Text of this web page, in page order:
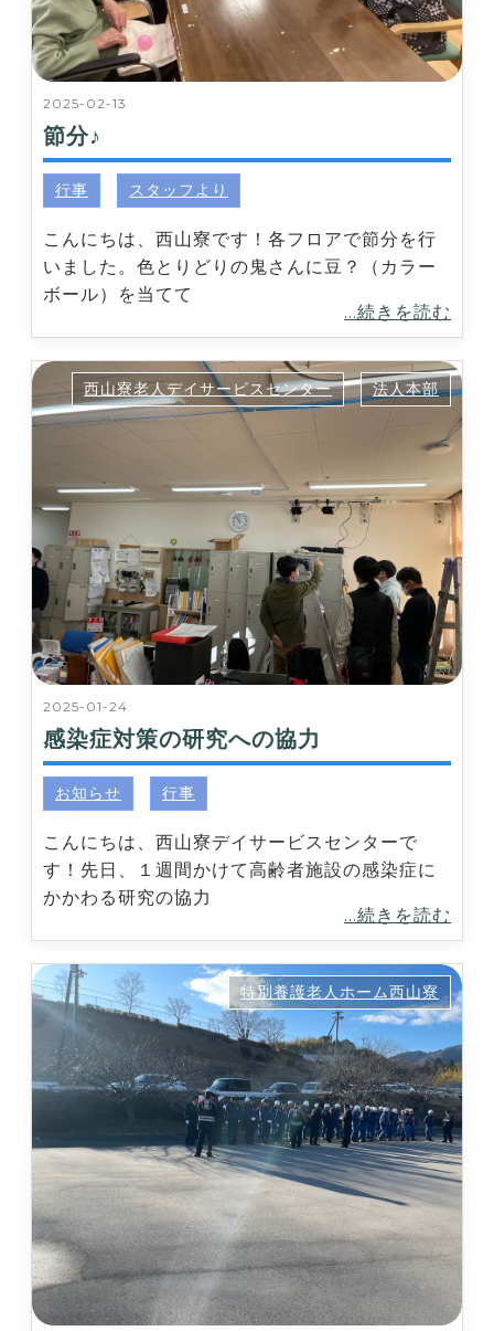
2025-02-13
節分♪
行事 スタッフより
こんにちは、西山寮です！各フロアで節分を行
いました。色とりどりの鬼さんに豆？（カラー
ボール）を当てて
...続きを読む
2025-01-24
感染症対策の研究への協力
西山寮老人デイサービスセンター 法人本部
お知らせ 行事
こんにちは、西山寮デイサービスセンターで
す！先日、１週間かけて高齢者施設の感染症に
かかわる研究の協力
...続きを読む
特別養護老人ホーム西山寮